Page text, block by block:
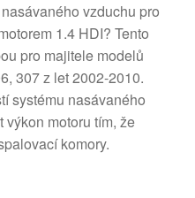
vzduchu pro
1.4 HDI? Tento
pro majitele modelů
307 z let 2002-2010.
systému nasávaného
motoru tím, že
komory.